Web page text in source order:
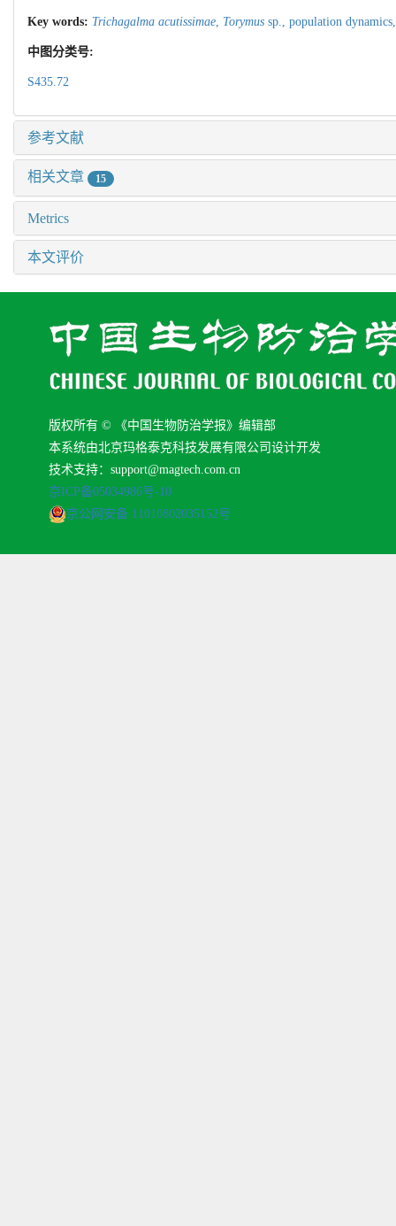
Key words: Trichagalma acutissimae, Torymus sp., population
中图分类号:
S435.72
参考文献
相关文章 15
Metrics
本文评价
版权所有 © 《中国生物防治学报》编辑部
本系统由北京玛格泰克科技发展有限公司设计开发
技术支持：support@magtech.com.cn
京ICP备05034986号-10
京公网安备 11010802035152号